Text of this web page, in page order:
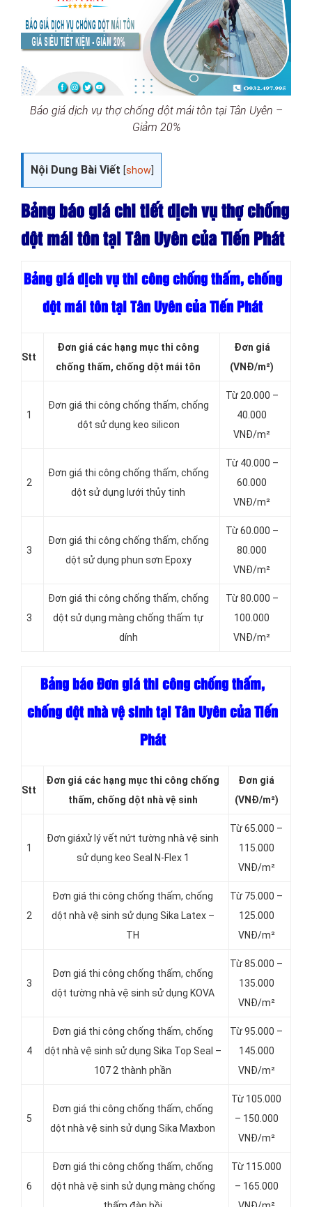
Báo giá dịch vụ thợ chống dột mái tôn tại Tân Uyên –
Giảm 20%
Nội Dung Bài Viết [show
Bảng báo giá chi tiết dịch vụ thợ chống
dột mái tôn tại Tân Uyên của Tiến Phát
Bảng giá dịch vụ thi công chống thấm, chống
dột mái tôn tại Tân Uyên của Tiến Phát
Stt
Đơn giá các hạng mục thi công
chống thấm, chống dột mái tôn
Đơn giá
(VNĐ/m²)
1
Đơn giá thi công chống thấm, chống
dột sử dụng keo silicon
Từ 20.000 –
40.000
VNĐ/m²
2
Đơn giá thi công chống thấm, chống
dột sử dụng lưới thủy tinh
Từ 40.000 –
60.000
VNĐ/m²
3
Đơn giá thi công chống thấm, chống
dột sử dụng phun sơn Epoxy
Từ 60.000 –
80.000
VNĐ/m²
3
Đơn giá thi công chống thấm, chống
dột sử dụng màng chống thấm tự
dính
Từ 80.000 –
100.000
VNĐ/m²
Bảng báo Đơn giá thi công chống thấm,
chống dột nhà vệ sinh tại Tân Uyên của Tiến
Phát
Stt
Đơn giá các hạng mục thi công chống
thấm, chống dột nhà vệ sinh
Đơn giá
(VNĐ/m²)
1
Đơn giáxử lý vết nứt tường nhà vệ sinh
sử dụng keo Seal N-Flex 1
Từ 65.000 –
115.000
VNĐ/m²
2
Đơn giá thi công chống thấm, chống
dột nhà vệ sinh sử dụng Sika Latex –
TH
Từ 75.000 –
125.000
VNĐ/m²
3
Đơn giá thi công chống thấm, chống
dột tường nhà vệ sinh sử dụng KOVA
Từ 85.000 –
135.000
VNĐ/m²
4
Đơn giá thi công chống thấm, chống
dột nhà vệ sinh sử dụng Sika Top Seal –
107 2 thành phần
Từ 95.000 –
145.000
VNĐ/m²
5
Đơn giá thi công chống thấm, chống
dột nhà vệ sinh sử dụng Sika Maxbon
Từ 105.000
– 150.000
VNĐ/m²
6
Đơn giá thi công chống thấm, chống
dột nhà vệ sinh sử dụng màng chống
Từ 115.000
– 165.000